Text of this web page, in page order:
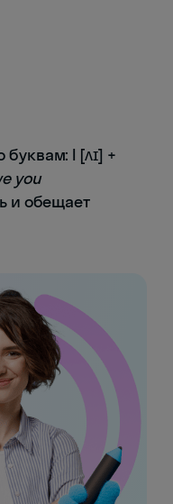
I [ʌɪ] +
you
и обещает